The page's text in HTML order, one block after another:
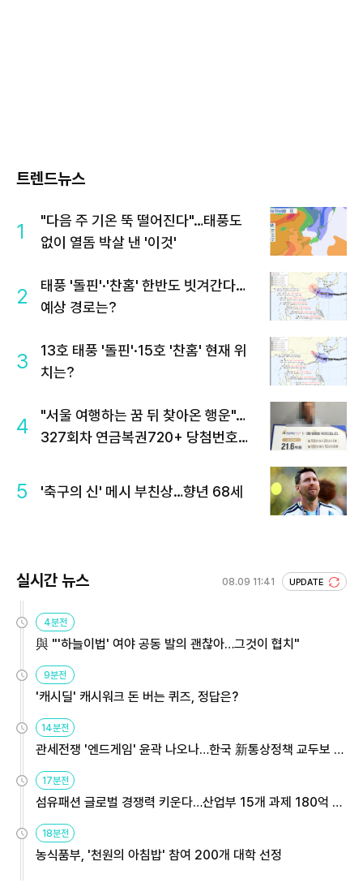
트렌드뉴스
1
"다음 주 기온 뚝 떨어진다"…태풍도
없이 열돔 박살 낸 '이것'
2
태풍 '돌핀'·'찬홈' 한반도 빗겨간다…
예상 경로는?
3
13호 태풍 '돌핀'·15호 '찬홈' 현재 위
치는?
4
"서울 여행하는 꿈 뒤 찾아온 행운"…
327회차 연금복권720+ 당첨번호조
5 '축구의 신' 메시 부친상…향년 68세
실시간 뉴스 08.09 11:41 UPDATE
4분전
與 "'하늘이법' 여야 공동 발의 괜찮아…그것이 협치"
9분전
'캐시딜' 캐시워크 돈 버는 퀴즈, 정답은?
14분전
관세전쟁 '엔드게임' 윤곽 나오나…한국 新통상정책 교두보 활
용해야
17분전
섬유패션 글로벌 경쟁력 키운다…산업부 15개 과제 180억 지
원
18분전
농식품부, '천원의 아침밥' 참여 200개 대학 선정